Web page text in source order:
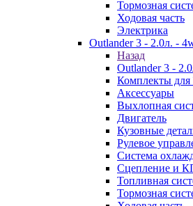
Тормозная
Ходовая часть
Электрика
Outlander 3 - 2.0л. -
Назад
Outlander 3 -
Комплекты
Аксессуары
Выхлопная
Двигатель
Кузовные
Рулевое
Система
Сцепление и
Топливная
Тормозная